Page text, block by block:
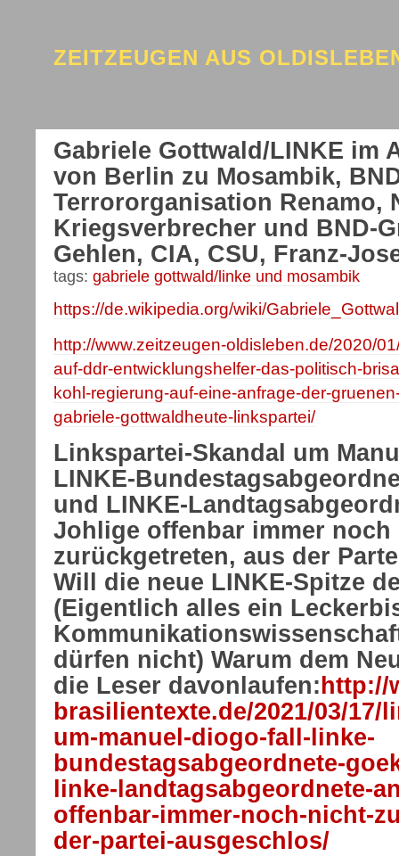
ZEITZEUGEN AUS
Gabriele Gottwald/LINKE im
von Berlin zu Mosambik,
Terrororganisation Renamo,
Kriegsverbrecher und BND-
Gehlen, CIA, CSU, Franz-
tags: gabriele gottwald/linke und mosambik
https://de.wikipedia.org/wiki/
http://www.zeitzeugen-oldisleben.de/2020/
auf-ddr-entwicklungshelfer-das-politisch-
kohl-regierung-auf-eine-anfrage-der-
gabriele-gottwaldheute-linkspartei/
Linkspartei-Skandal um
LINKE-
und LINKE-
Johlige offenbar immer noch
zurückgetreten, aus der
Will die neue LINKE-Spitze
(Eigentlich alles ein
dürfen nicht) Warum dem
die Leser davonlaufen: http://
brasilientexte.de/2021/03/
um-manuel-diogo-fall-linke-
bundestagsabgeordnete-
linke-landtagsabgeordnete-
offenbar-immer-noch-nicht-
der-partei-ausgeschlos/